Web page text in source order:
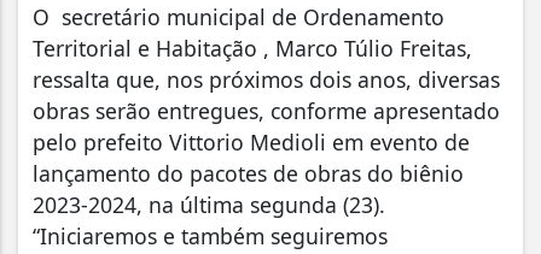
O secretário municipal de Ordenamento
Territorial e Habitação , Marco Túlio Freitas,
ressalta que, nos próximos dois anos, diversas
obras serão entregues, conforme apresentado
pelo prefeito Vittorio Medioli em evento de
lançamento do pacotes de obras do biênio
2023-2024, na última segunda (23).
“Iniciaremos e também seguiremos